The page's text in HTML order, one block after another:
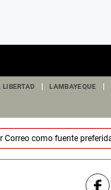
LIBERTAD LAMBAYEQUE
Correocomo fuente